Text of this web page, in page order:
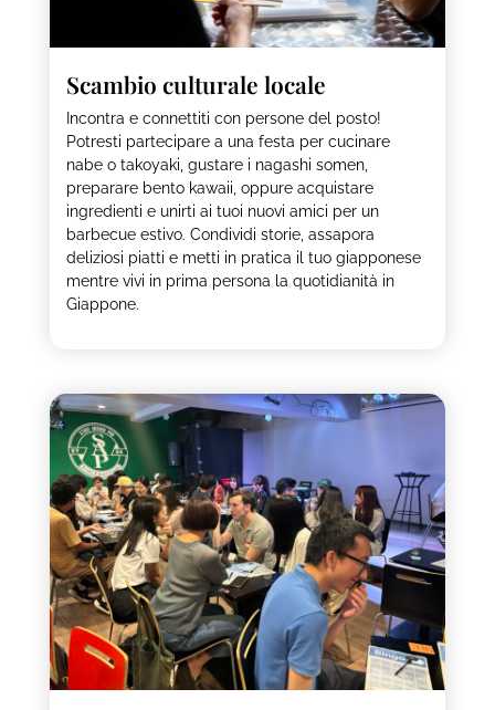
Scambio culturale locale
Incontra e connettiti con persone del posto!
Potresti partecipare a una festa per cucinare
nabe o takoyaki, gustare i nagashi somen,
preparare bento kawaii, oppure acquistare
ingredienti e unirti ai tuoi nuovi amici per un
barbecue estivo. Condividi storie, assapora
deliziosi piatti e metti in pratica il tuo giapponese
mentre vivi in prima persona la quotidianità in
Giappone.